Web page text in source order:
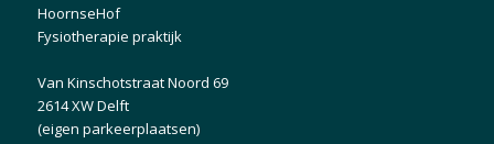
HoornseHof
Fysiotherapie praktijk
Van Kinschotstraat Noord 69
2614 XW Delft
(eigen parkeerplaatsen)